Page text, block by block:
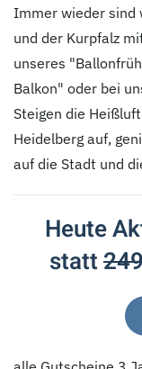
Immer wieder sind
und der Kurpfalz
unseres
Balkon" oder bei
Steigen die
Heidelberg auf,
auf die Stadt und
Heute
statt